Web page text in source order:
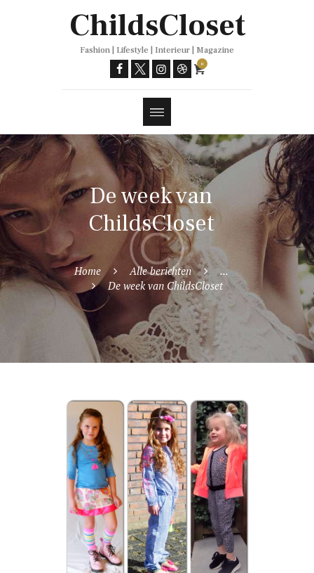
ChildsCloset
Fashion | Lifestyle | Interieur | Magazine
0
De week van
ChildsCloset
Home Alle berichten
...
De week van ChildsCloset
Trends